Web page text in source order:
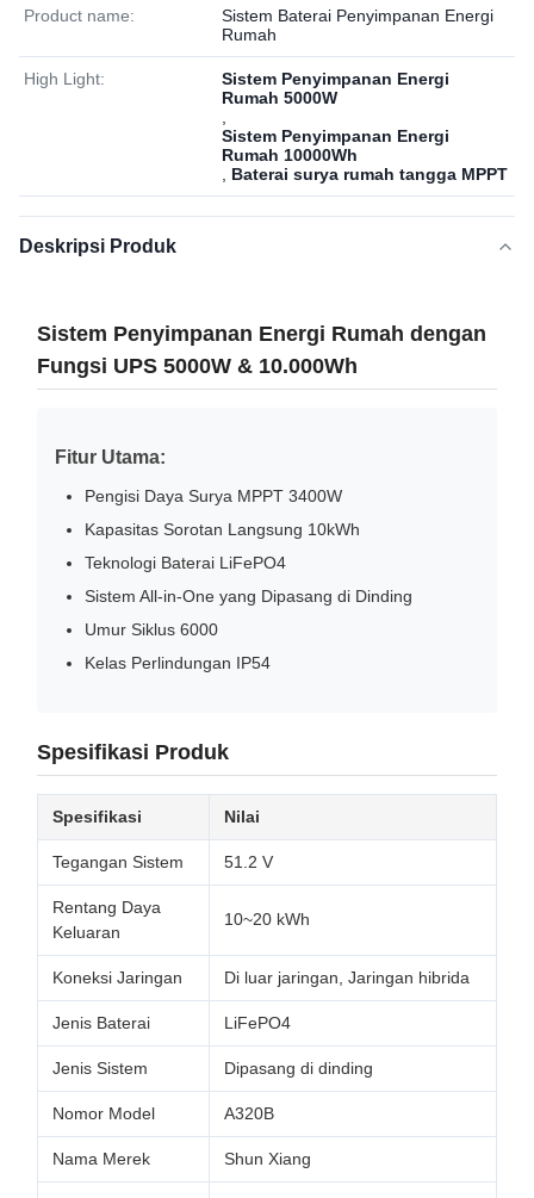
Product name:
Sistem Baterai Penyimpanan Energi
Rumah
High Light:
Sistem Penyimpanan Energi
Rumah 5000W
Sistem Penyimpanan Energi
Rumah 10000Wh
Baterai surya rumah tangga MPPT
Deskripsi Produk
Sistem Penyimpanan Energi Rumah dengan
Fungsi UPS 5000W & 10.000Wh
Fitur Utama:
Pengisi Daya Surya MPPT 3400W
Kapasitas Sorotan Langsung 10kWh
Teknologi Baterai LiFePO4
Sistem All-in-One yang Dipasang di Dinding
Umur Siklus 6000
Kelas Perlindungan IP54
Spesifikasi Produk
Spesifikasi Nilai
Tegangan Sistem 51.2 V
Rentang Daya
Keluaran
10~20 kWh
Koneksi Jaringan Di luar jaringan, Jaringan hibrida
Jenis Baterai LiFePO4
Jenis Sistem Dipasang di dinding
Nomor Model A320B
Nama Merek Shun Xiang